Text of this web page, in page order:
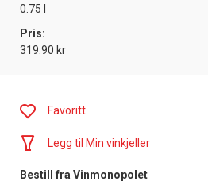
0.75 l
Pris:
319.90 kr
Favoritt
Legg til Min vinkjeller
Bestill fra Vinmonopolet